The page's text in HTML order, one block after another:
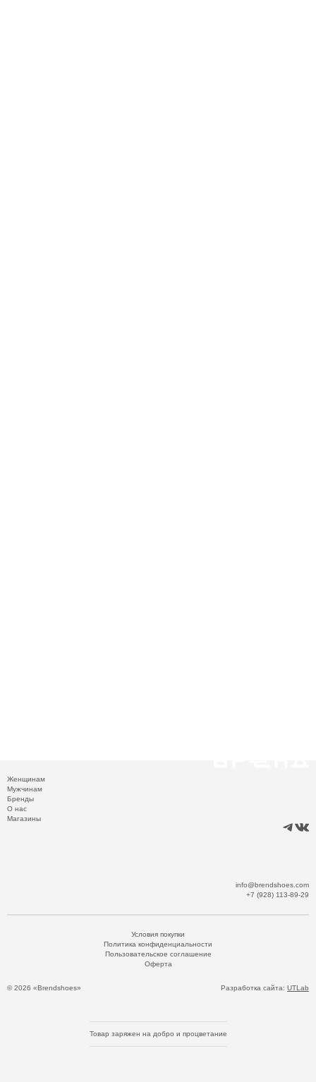
Женщинам
Мужчинам
Бренды
О нас
Магазины
info@brendshoes.com
+7 (928) 113-89-29
© 2026 «Brendshoes»
Условия покупки
Политика конфиденциальности
Пользовательское соглашение
Оферта
Разработка сайта: UTLab
Товар заряжен на добро и процветание